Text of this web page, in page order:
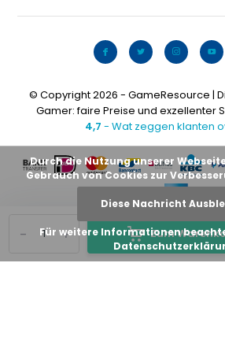
+
- Zum
© Copyright 2026 - GameResource |
Gamer: faire Preise und exzellenter
4,7 - Wat zeggen klanten
Durch die Nutzung unserer
Gebrauch von Cookies zur
Diese Nachricht
Für weitere Informationen